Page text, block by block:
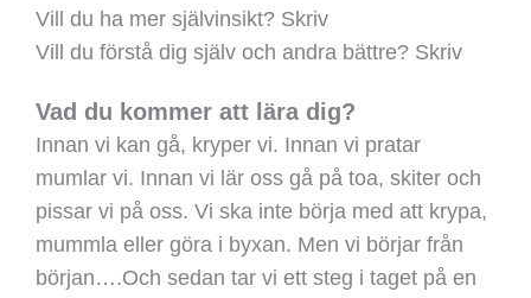
Vill du ha mer självinsikt? Skriv
Vill du förstå dig själv och andra bättre? Skriv
Vad du kommer att lära dig?
Innan vi kan gå, kryper vi. Innan vi pratar
mumlar vi. Innan vi lär oss gå på toa, skiter och
pissar vi på oss. Vi ska inte börja med att krypa,
mummla eller göra i byxan. Men vi börjar från
början….Och sedan tar vi ett steg i taget på en